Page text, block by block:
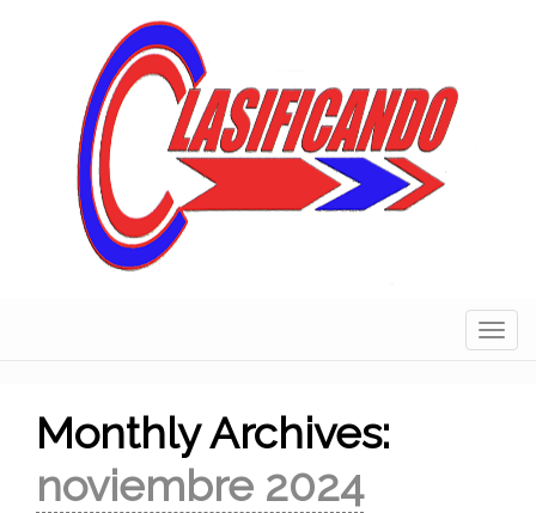
Monthly Archives:
noviembre 2024